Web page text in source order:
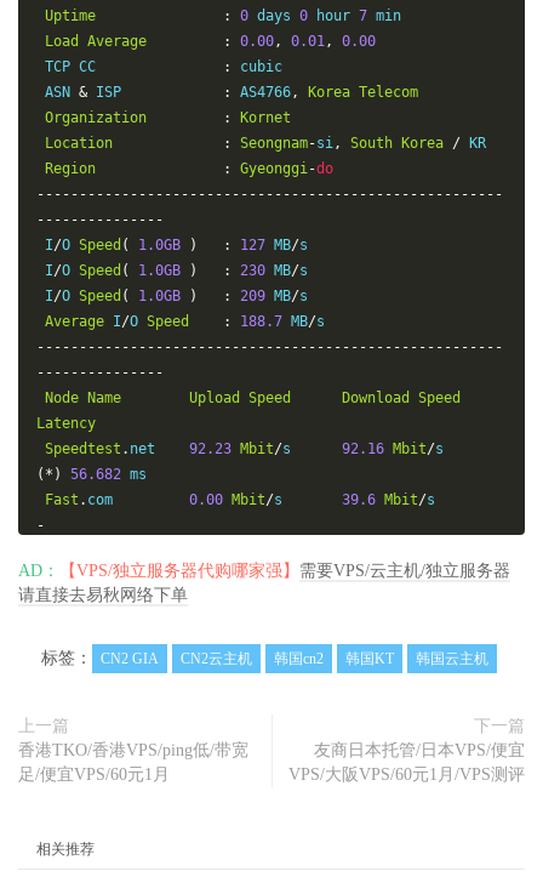
Uptime
: 0 days 0 hour 7 min
Load
Average : 0.00 , 0.01 ,
0.00
TCP CC
:
cubic
ASN & ISP : AS4766 , Korea Telecom
Organization
:
Kornet
Location
: Seongnam-si , South Korea / KR
Region
: Gyeonggi -do
-------------------------------------------------------
---------------
I/O Speed ( 1.0GB ) : 127 MB/s
I/O Speed ( 1.0GB ) : 230 MB/s
I/O Speed ( 1.0GB ) : 209 MB/s
Average I/O Speed : 188.7 MB/
-------------------------------------------------------
---------------
Node Name Upload Speed Download
Speed
Latency
Speedtest . net 92.23 Mbit/s 92.16 Mbit/
(*)
56.682 ms
Fast . com 0.00 Mbit/s 39.6 Mbit/
-
-
Wuhan
     CT
Lanzhou
   CT
59.79 Mbit /s 69.23 Mbit/
s
-
Heifei
    CU
61.12 Mbit s 50.45 Mbit/ s
-
Xizang
AD： 【VPS/独立服务器代购哪家强】 需要VPS/云主机/独立服务器
请直接去易秋网络下单
标签： CN2 GIA CN2云主机 韩国cn2 韩国KT 韩国云主机
上一篇
香港TKO/香港VPS/ping低/带宽
足/便宜VPS/60元1月
下一篇
友商日本托管/日本VPS/便宜
VPS/大阪VPS/60元1月/VPS测评
相关推荐